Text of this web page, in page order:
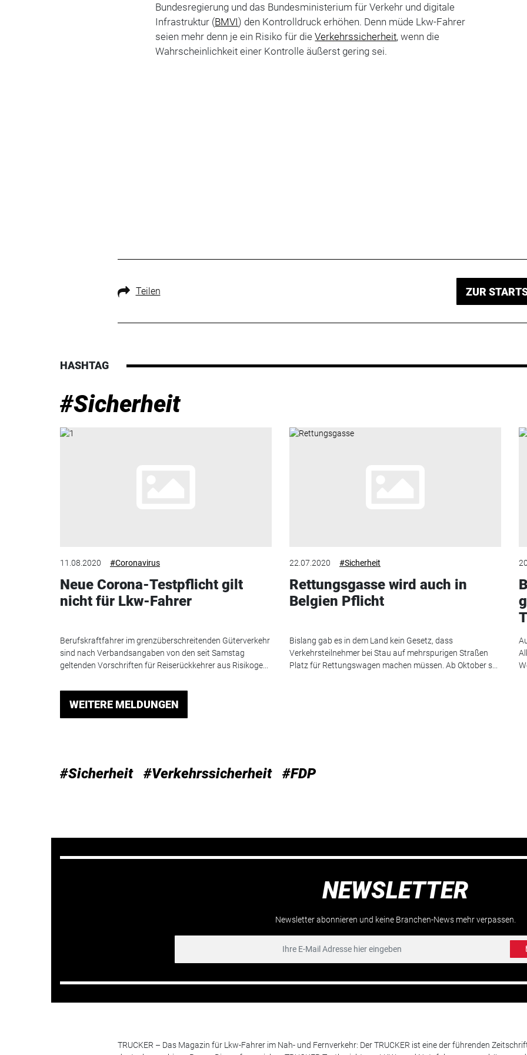
Bundesregierung und das Bundesministerium für Verkehr und digitale
Infrastruktur (BMVI) den Kontrolldruck erhöhen. Denn müde Lkw-Fahrer
seien mehr denn je ein Risiko für dieVerkehrssicherheit, wenn die
Wahrscheinlichkeit einer Kontrolle äußerst gering sei.
Teilen ZUR
HASHTAG
#Sicherheit
11.08.2020 #Coronavirus
Neue Corona-Testpflicht gilt
nicht für Lkw-Fahrer
Berufskraftfahrer im grenzüberschreitenden Güterverkehr
sind nach Verbandsangaben von den seit Samstag
geltenden Vorschriften für Reiserückkehrer aus Risikoge...
22.07.2020 #Sicherheit
Rettungsgasse wird auch in
Belgien Pflicht
Bislang gab es in dem Land kein Gesetz, dass
Verkehrsteilnehmer bei Stau auf mehrspurigen Straßen
Platz für Rettungswagen machen müssen. Ab Oktober s...
WEITERE MELDUNGEN
#Sicherheit #Verkehrssicherheit #FDP
NEWSLETTER
Newsletter abonnieren und keine Branchen-News mehr verpassen.
TRUCKER – Das Magazin für Lkw-Fahrer im Nah- und Fernverkehr: Der TRUCKER ist eine der führenden